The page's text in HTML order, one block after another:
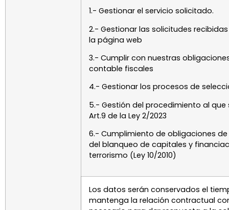
1.- Gestionar el servicio solicitado.
2.- Gestionar las solicitudes
la página web
3.- Cumplir con nuestras
contable fiscales
4.- Gestionar los procesos de
5.- Gestión del procedimiento al que
Art.9 de la Ley 2/2023
6.- Cumplimiento de obligaciones
del blanqueo de capitales y
terrorismo (Ley 10/2010)
Los datos serán conservados el
mantenga la relación contractual